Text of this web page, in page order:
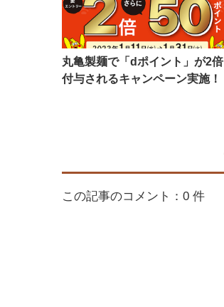
丸亀製麺で「dポイント」が2倍
付与されるキャンペーン実施！
この記事のコメント：0 件